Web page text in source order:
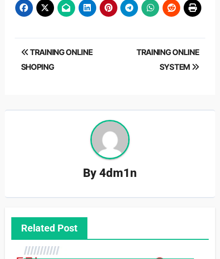
Post
navigation
TRAINING ONLINE
SHOPING
TRAINING ONLINE
SYSTEM
By4dm1n
Related Post